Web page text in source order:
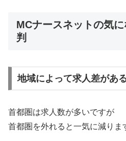
MCナースネットの気
判
地域によって求人差があ
首都圏は求人数が多いですが
首都圏を外れると一気に減りま